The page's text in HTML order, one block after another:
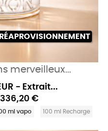
merveilleux...
- Extrait...
336,20 €
ml vapo 100 ml Recharge